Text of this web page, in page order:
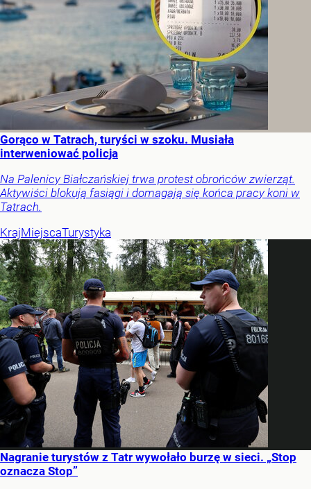
Gorąco w Tatrach, turyści w szoku. Musiała
interweniować policja
Na Palenicy Białczańskiej trwa protest obrońców zwierząt.
Aktywiści blokują fasiągi i domagają się końca pracy koni w
Tatrach.
KrajMiejscaTurystyka
Nagranie turystów z Tatr wywołało burzę w sieci. „Stop
oznacza Stop”